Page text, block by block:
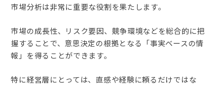
市場分析は非常に重要な役割を果たします。
市場の成長性、リスク要因、競争環境などを総合的に把
握することで、意思決定の根拠となる「事実ベースの情
報」を得ることができます。
特に経営層にとっては、直感や経験に頼るだけではな